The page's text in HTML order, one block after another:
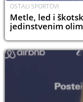
OSTALI SPORTOVI
Metle, led i
jedinstvenim